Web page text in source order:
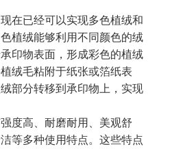
在已经可以实现多色植绒和
植绒能够利用不同颜色的绒
印物表面，形成彩色的植绒
绒毛粘附于纸张或箔纸表
部分转移到承印物上，实现
度高、耐磨耐用、美观舒
等多种使用特点。这些特点